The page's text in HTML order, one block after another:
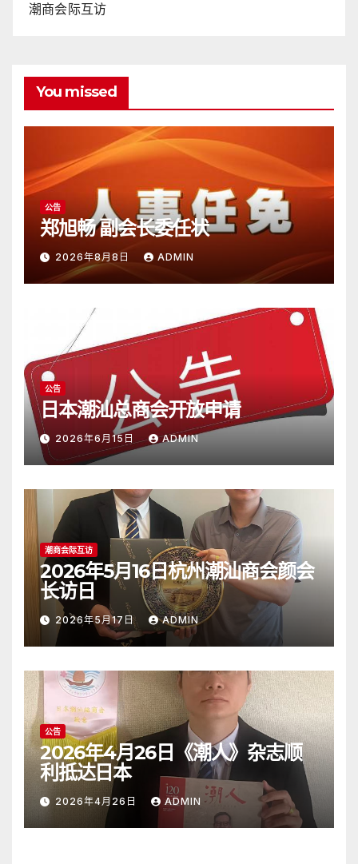
潮商会际互访
You missed
公告
郑旭畅 副会长委任状
2026年8月8日 ADMIN
公告
日本潮汕总商会开放申请
2026年6月15日 ADMIN
潮商会际互访
2026年5月16日杭州潮汕商会颜会
长访日
2026年5月17日 ADMIN
公告
2026年4月26日《潮人》杂志顺
利抵达日本
2026年4月26日 ADMIN